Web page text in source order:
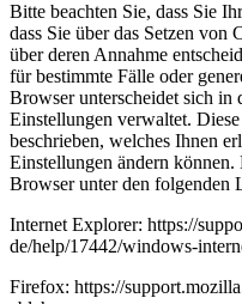
Bitte beachten Sie, dass Sie
dass Sie über das Setzen
über deren Annahme
für bestimmte Fälle oder
Browser unterscheidet sich
Einstellungen verwaltet.
beschrieben, welches Ihnen
Einstellungen ändern
Browser unter den folgenden
Internet Explorer: https://
de/help/17442/windows-
Firefox: https://